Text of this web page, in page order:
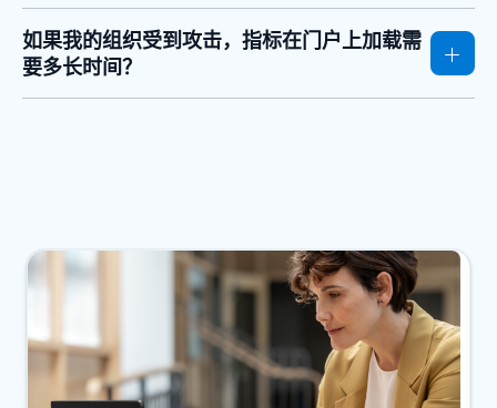
如果我的组织受到攻击，指标在门户上加载需
要多长时间？